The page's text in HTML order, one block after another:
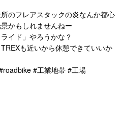
のフレアスタックの炎なんか都心
かもしれませんねー
イド」やろうかな？
も近いから休憩できていいか
#工業地帯 #工場